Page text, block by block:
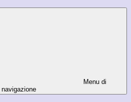
Menu di
navigazione